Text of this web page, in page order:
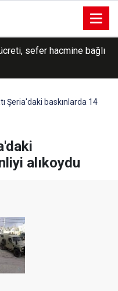
sefer hacmine bağlı
Şeria'daki baskınlarda 14
alıkoydu